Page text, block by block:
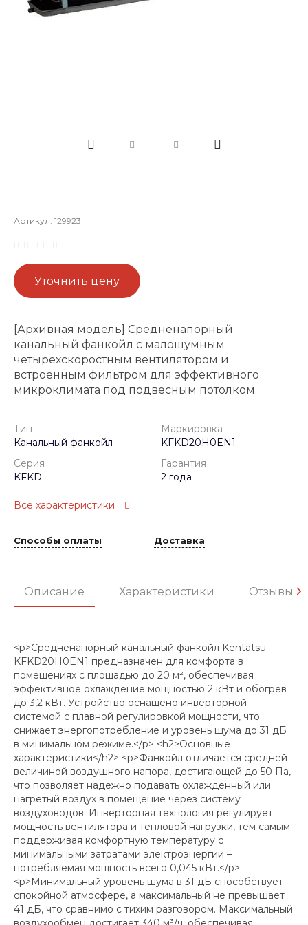
Артикул: 129923
Уточнить цену
[Архивная модель] Средненапорный
канальный фанкойл с малошумным
четырехскоростным вентилятором и
встроенным фильтром для эффективного
микроклимата под подвесным потолком.
Тип
Канальный фанкойл
Маркировка
KFKD20H0EN1
Серия
KFKD
Гарантия
2 года
Все характеристики
Способы оплаты Доставка
Описание Характеристики Отзывы
<p>Средненапорный канальный фанкойл Kentatsu
KFKD20H0EN1 предназначен для комфорта в
помещениях с площадью до 20 м², обеспечивая
эффективное охлаждение мощностью 2 кВт и обогрев
до 3,2 кВт. Устройство оснащено инверторной
системой с плавной регулировкой мощности, что
снижает энергопотребление и уровень шума до 31 дБ
в минимальном режиме.</p> <h2>Основные
характеристики</h2> <p>Фанкойл отличается средней
величиной воздушного напора, достигающей до 50 Па,
что позволяет надежно подавать охлажденный или
нагретый воздух в помещение через систему
воздуховодов. Инверторная технология регулирует
мощность вентилятора и тепловой нагрузки, тем самым
поддерживая комфортную температуру с
минимальными затратами электроэнергии –
потребляемая мощность всего 0,045 кВт.</p>
<p>Минимальный уровень шума в 31 дБ способствует
спокойной атмосфере, а максимальный не превышает
41 дБ, что сравнимо с тихим разговором. Максимальный